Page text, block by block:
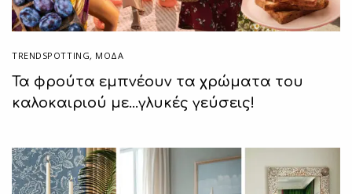
TRENDSPOTTING, ΜΟΔΑ
Τα φρούτα εμπνέουν τα χρώματα του
καλοκαιριού με…γλυκές γεύσεις!